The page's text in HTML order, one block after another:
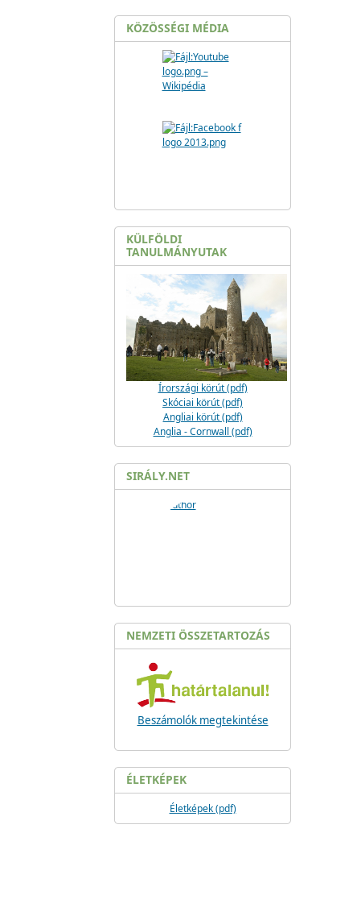
KÖZÖSSÉGI MÉDIA
KÜLFÖLDI
TANULMÁNYUTAK
Írországi körút (pdf)
Skóciai körút (pdf)
Angliai körút (pdf)
Anglia - Cornwall (pdf)
SIRÁLY.NET
NEMZETI ÖSSZETARTOZÁS
Beszámolók megtekintése
ÉLETKÉPEK
Életképek (pdf)